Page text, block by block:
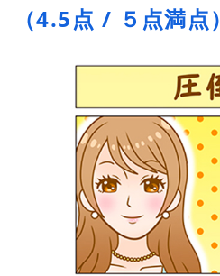
（4.5点 / ５点満点）